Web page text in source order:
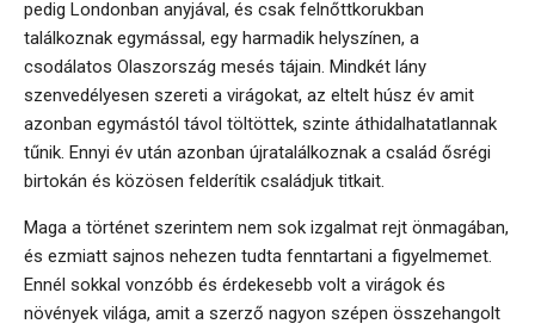
pedig Londonban anyjával, és csak felnőttkorukban
találkoznak egymással, egy harmadik helyszínen, a
csodálatos Olaszország mesés tájain. Mindkét lány
szenvedélyesen szereti a virágokat, az eltelt húsz év amit
azonban egymástól távol töltöttek, szinte áthidalhatatlannak
tűnik. Ennyi év után azonban újratalálkoznak a család ősrégi
birtokán és közösen felderítik családjuk titkait.
Maga a történet szerintem nem sok izgalmat rejt önmagában,
és ezmiatt sajnos nehezen tudta fenntartani a figyelmemet.
Ennél sokkal vonzóbb és érdekesebb volt a virágok és
növények világa, amit a szerző nagyon szépen összehangolt